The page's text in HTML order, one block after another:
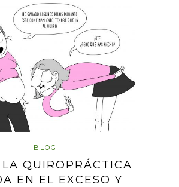
BLOG
QUIROPRÁCTICA
EN EL EXCESO Y